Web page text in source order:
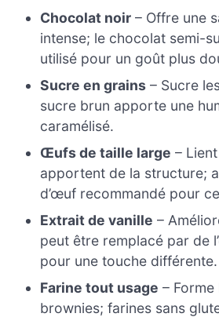
Chocolat noir – Offre une
intense; le chocolat semi-
utilisé pour un goût plus
Sucre en grains – Sucre
sucre brun apporte une
caramélisé.
Œufs de taille large –
apportent de la structure;
d’œuf recommandé pour
Extrait de vanille –
peut être remplacé par de
pour une touche différente.
Farine tout usage –
brownies; farines sans